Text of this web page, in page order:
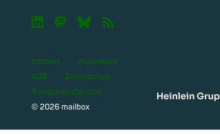
 🦣︎ 🦋︎ 📡︎
Kontakt
Impressum
AGB
Datenschutz
Transparenzbericht
© 2026 mailbox